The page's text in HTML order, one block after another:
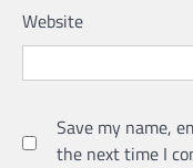
Website
Save my name,
the next time I